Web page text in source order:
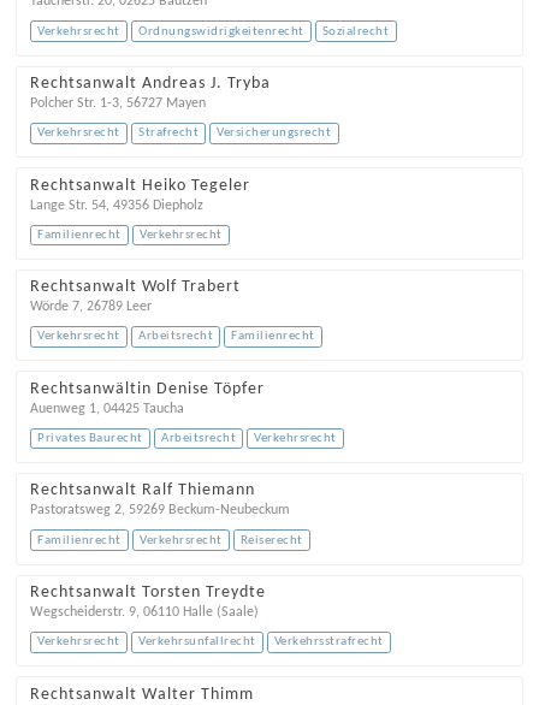
Verkehrsrecht Ordnungswidrigkeitenrecht Sozialrecht
Rechtsanwalt Andreas J. Tryba
Polcher Str. 1-3, 56727 Mayen
Verkehrsrecht Strafrecht Versicherungsrecht
Rechtsanwalt Heiko Tegeler
Lange Str. 54, 49356 Diepholz
Familienrecht Verkehrsrecht
Rechtsanwalt Wolf Trabert
Wörde 7, 26789 Leer
Verkehrsrecht Arbeitsrecht Familienrecht
Rechtsanwältin Denise Töpfer
Auenweg 1, 04425 Taucha
Privates Baurecht Arbeitsrecht Verkehrsrecht
Rechtsanwalt Ralf Thiemann
Pastoratsweg 2, 59269 Beckum-Neubeckum
Familienrecht Verkehrsrecht Reiserecht
Rechtsanwalt Torsten Treydte
Wegscheiderstr. 9, 06110 Halle (Saale)
Verkehrsrecht Verkehrsunfallrecht Verkehrsstrafrecht
Rechtsanwalt Walter Thimm